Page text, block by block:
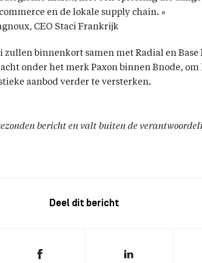
en de lokale supply chain. »
CEO Staci Frankrijk
zullen binnenkort samen met Radial en Base
onder het merk Paxon binnen Bnode, om
aanbod verder te versterken.
bericht en valt buiten de
Deel dit bericht